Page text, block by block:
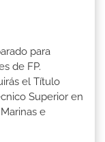
para
de FP.
el Título
Superior en
e